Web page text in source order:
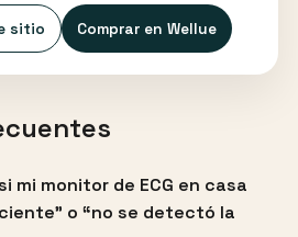
sitio Comprar en Wellue
mi monitor de ECG en casa
o “no se detectó la